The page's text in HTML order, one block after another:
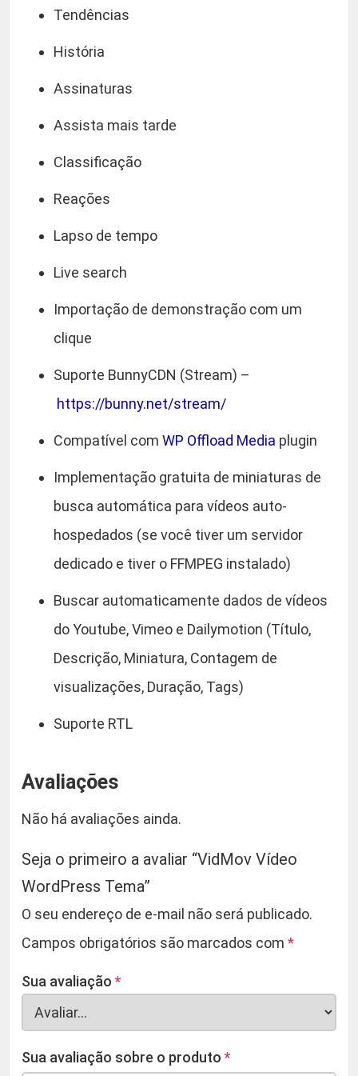
Tendências
História
Assinaturas
Assista mais tarde
Classificação
Reações
Lapso de tempo
Live search
Importação de demonstração com um
clique
Suporte BunnyCDN (Stream) –
https://bunny.net/stream/
Compatível com WP Offload Media plugin
Implementação gratuita de miniaturas de
busca automática para vídeos auto-
hospedados (se você tiver um servidor
dedicado e tiver o FFMPEG instalado)
Buscar automaticamente dados de vídeos
do Youtube, Vimeo e Dailymotion (Título,
Descrição, Miniatura, Contagem de
visualizações, Duração, Tags)
Suporte RTL
Avaliações
Não há avaliações ainda.
Seja o primeiro a avaliar “VidMov Vídeo
WordPress Tema”
O seu endereço de e-mail não será publicado.
Campos obrigatórios são marcados com *
Sua avaliação *
Sua avaliação sobre o produto *